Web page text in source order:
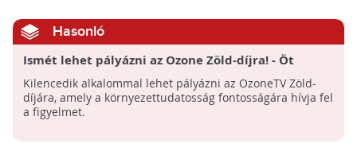
Hasonló
Ismét lehet pályázni az Ozone Zöld-díjra! - Öt
kategóriában várja a csatorna az öteteket
Kilencedik alkalommal lehet pályázni az OzoneTV Zöld-
díjára, amely a környezettudatosság fontosságára hívja fel
a figyelmet.